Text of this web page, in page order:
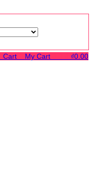
Cart My Cart ₫0.00